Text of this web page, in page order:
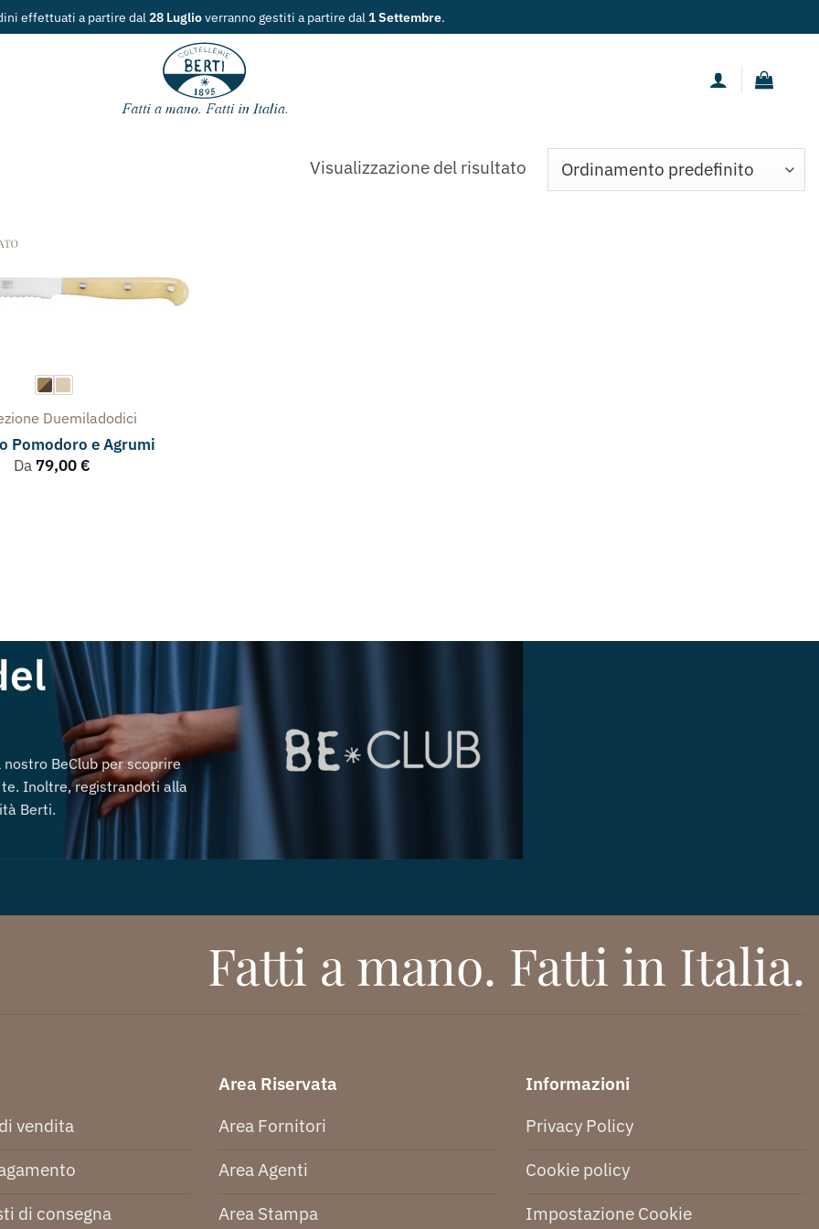
effettuati a partire dal28 Luglioverranno gestiti a partire dal1 Settembre.
Visualizzazione del risultato
Duemiladodici
Pomodoro e Agrumi
Da 79,00 €
BeClub per scoprire
Inoltre, registrandoti alla
Berti.
Fatti a mano. Fatti in Italia.
vendita
di consegna
Area Riservata
Area Fornitori
Area Agenti
Area Stampa
Informazioni
Privacy Policy
Cookie policy
Impostazione Cookie